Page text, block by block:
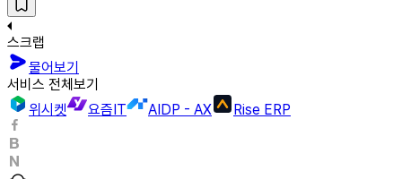
스크랩
물어보기
서비스 전체보기
위시켓
요즘IT AIDP - AX Rise ERP